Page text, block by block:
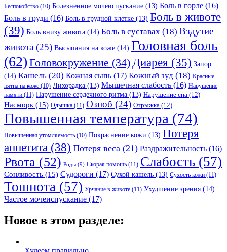
Беспокойство (10) Болезненное мочеиспускание (13) Боль в горле (16)
Боль в груди (16) Боль в грудной клетке (13) Боль в животе
(39) Боль внизу живота (14) Боль в суставах (18) Вздутие
живота (25) Высыпания на коже (14) Головная боль
(62) Головокружение (34) Диарея (35) Запор
(14) Кашель (20) Кожная сыпь (17) Кожный зуд (18) Красные
пятна на коже (10) Лихорадка (13) Мышечная слабость (16) Нарушение
памяти (11) Нарушение сердечного ритма (13) Нарушение сна (12)
Насморк (15) Одышка (11) Озноб (24) Отрыжка (12)
Повышенная температура (74)
Повышенная утомляемость (10) Покраснение кожи (13) Потеря
аппетита (38) Потеря веса (21) Раздражительность (16)
Рвота (52) Роды (9) Скорая помощь (11) Слабость (57)
Сонливость (15) Судороги (17) Сухой кашель (13) Сухость кожи (11)
Тошнота (57) Урчание в животе (11) Ухудшение зрения (14)
Частое мочеиспускание (17)
Новое в этом разделе: